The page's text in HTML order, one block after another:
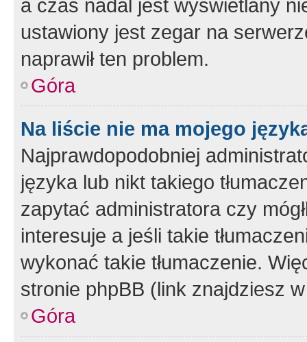
a czas nadal jest wyświetlany
ustawiony jest zegar na
naprawił ten problem.
Góra
Na liście nie ma mojego
Najprawdopodobniej
języka lub nikt takiego
zapytać administratora czy
interesuje a jeśli takie
wykonać takie tłumaczenie.
stronie phpBB (link znajdziesz
Góra